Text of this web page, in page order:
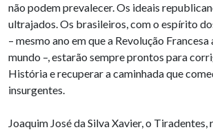
não podem prevalecer. Os ideais
ultrajados. Os brasileiros, com o espírito
– mesmo ano em que a Revolução
mundo –, estarão sempre prontos para
História e recuperar a caminhada que
insurgentes.
Joaquim José da Silva Xavier, o Tiradentes,